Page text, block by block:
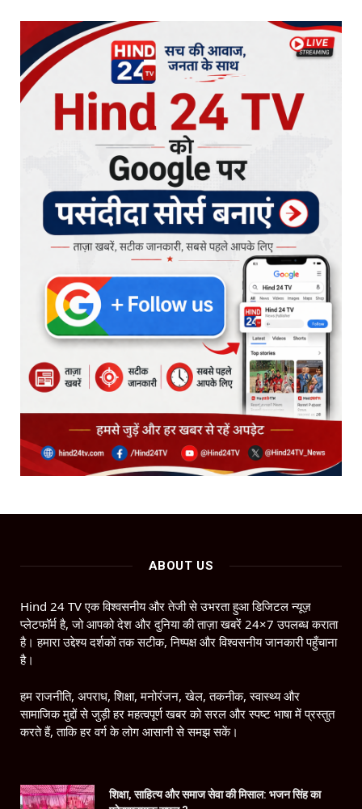
ABOUT US
Hind 24 TV एक विश्वसनीय और तेजी से उभरता हुआ डिजिटल न्यूज़
प्लेटफॉर्म है, जो आपको देश और दुनिया की ताज़ा खबरें 24×7 उपलब्ध कराता
है। हमारा उद्देश्य दर्शकों तक सटीक, निष्पक्ष और विश्वसनीय जानकारी पहुँचाना
है।
हम राजनीति, अपराध, शिक्षा, मनोरंजन, खेल, तकनीक, स्वास्थ्य और
सामाजिक मुद्दों से जुड़ी हर महत्वपूर्ण खबर को सरल और स्पष्ट भाषा में प्रस्तुत
करते हैं, ताकि हर वर्ग के लोग आसानी से समझ सकें।
शिक्षा, साहित्य और समाज सेवा की मिसाल: भजन सिंह का